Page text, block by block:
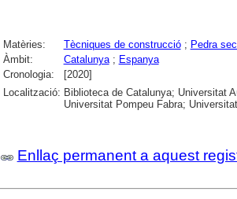
Matèries: Tècniques de construcció; Pedra
Àmbit:
Catalunya; Espanya
Cronologia:
[2020]
Localització: Biblioteca de Catalunya; Universitat
Universitat Pompeu Fabra;
Enllaç permanent a aquest